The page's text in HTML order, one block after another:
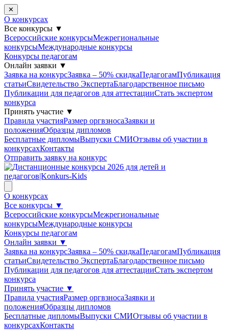
✕
О конкурсах
Все конкурсы ▼
Всероссийские конкурсыМежрегиональные
конкурсыМеждународные конкурсы
Конкурсы педагогам
Онлайн заявки ▼
Заявка на конкурсЗаявка – 50% скидкаПедагогамПубликация
статьиСвидетельство ЭкспертаБлагодарcтвенное письмо
Публикации для педагогов для аттестацииСтать экспертом
конкурса
Принять участие ▼
Правила участияРазмер оргвзносаЗаявки и
положенияОбразцы дипломов
Бесплатные дипломыВыпуски СМИОтзывы об участии в
конкурсахКонтакты
Отправить заявку на конкурс
О конкурсах
Все конкурсы ▼
Всероссийские конкурсыМежрегиональные
конкурсыМеждународные конкурсы
Конкурсы педагогам
Онлайн заявки ▼
Заявка на конкурсЗаявка – 50% скидкаПедагогамПубликация
статьиСвидетельство ЭкспертаБлагодарcтвенное письмо
Публикации для педагогов для аттестацииСтать экспертом
конкурса
Принять участие ▼
Правила участияРазмер оргвзносаЗаявки и
положенияОбразцы дипломов
Бесплатные дипломыВыпуски СМИОтзывы об участии в
конкурсахКонтакты